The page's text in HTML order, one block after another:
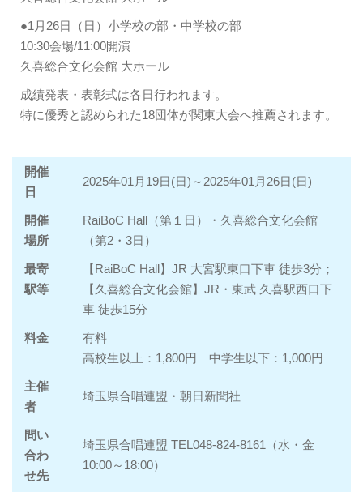
●1月26日（日）小学校の部・中学校の部
10:30会場/11:00開演
久喜総合文化会館 大ホール
成績発表・表彰式は各日行われます。
特に優秀と認められた18団体が関東大会へ推薦されます。
開催
日
2025年01月19日(日)～2025年01月26日(日)
開催
場所
RaiBoC Hall（第１日）・久喜総合文化会館
（第2・3日）
最寄
駅等
【RaiBoC Hall】JR 大宮駅東口下車 徒歩3分；
【久喜総合文化会館】JR・東武 久喜駅西口下
車 徒歩15分
料金
有料
高校生以上：1,800円 中学生以下：1,000円
主催
者
埼玉県合唱連盟・朝日新聞社
問い
合わ
せ先
埼玉県合唱連盟 TEL048‐824‐8161（水・金
10:00～18:00）